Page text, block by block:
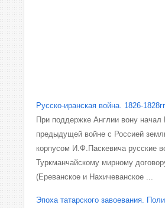
Русско-иранская война. 1826-
При поддержке Англии вону
предыдущей войне с Россией
корпусом И.Ф.Паскевича русские
Туркманчайскому мирному
(Ереванское и Нахичеванское ...
Эпоха татарского завоевания.